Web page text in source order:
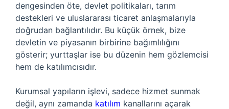
dengesinden öte, devlet politikaları, tarım
destekleri ve uluslararası ticaret anlaşmalarıyla
doğrudan bağlantılıdır. Bu küçük örnek, bize
devletin ve piyasanın birbirine bağımlılığını
gösterir; yurttaşlar ise bu düzenin hem gözlemcisi
hem de katılımcısıdır.
Kurumsal yapıların işlevi, sadece hizmet sunmak
değil, aynı zamanda katılım kanallarını açarak